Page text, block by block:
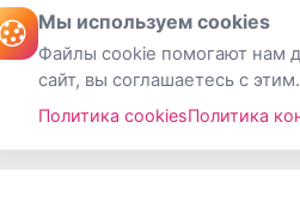
Мы используем cookies
Файлы cookie помогают нам
сайт, вы соглашаетесь с этим.
Политика cookiesПолитика